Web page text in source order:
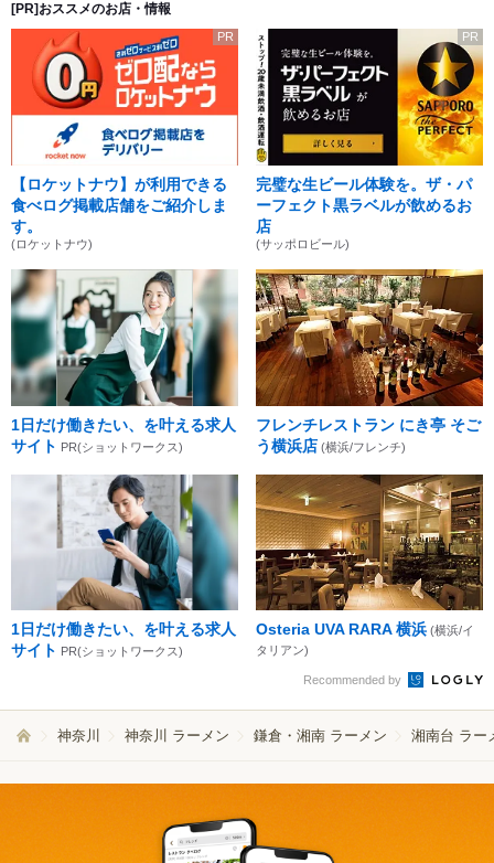
[PR]おススメのお店・情報
PR
【ロケットナウ】が利用できる
食べログ掲載店舗をご紹介しま
す。
(ロケットナウ)
PR
完璧な生ビール体験を。ザ・パ
ーフェクト黒ラベルが飲めるお
店
(サッポロビール)
1日だけ働きたい、を叶える求人
サイト PR(ショットワークス)
フレンチレストラン にき亭 そご
う横浜店 (横浜/フレンチ)
1日だけ働きたい、を叶える求人
サイト PR(ショットワークス)
Osteria UVA RARA 横浜 (横浜/イ
タリアン)
Recommended by
神奈川 神奈川 ラーメン 鎌倉・湘南 ラーメン 湘南台 ラー